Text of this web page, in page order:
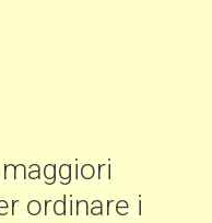
ordinare i